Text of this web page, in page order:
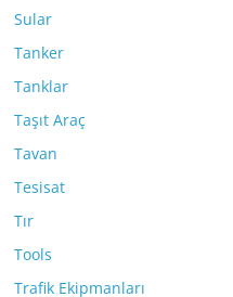
Sular
Tanker
Tanklar
Taşıt Araç
Tavan
Tesisat
Tır
Tools
Trafik Ekipmanları